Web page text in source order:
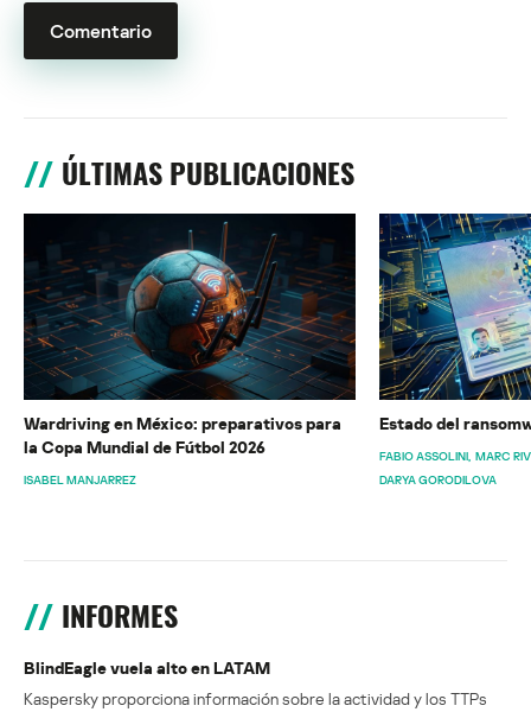
ÚLTIMAS PUBLICACIONES
Wardriving en México: preparativos para
la Copa Mundial de Fútbol 2026
ISABEL MANJARREZ
Estado del
FABIO ASSOLINI MARC
DARYA GORODILOVA
INFORMES
BlindEagle vuela alto en LATAM
Kaspersky proporciona información sobre la actividad y los TTPs